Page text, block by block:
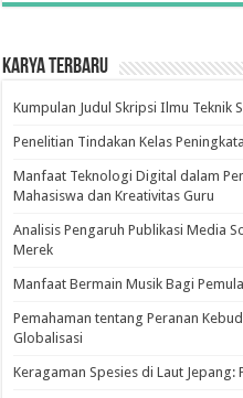
Karya Terbaru
Kumpulan Judul Skripsi Ilmu Teknik
Penelitian Tindakan Kelas
Manfaat Teknologi Digital dalam
Mahasiswa dan Kreativitas Guru
Analisis Pengaruh Publikasi Media
Merek
Manfaat Bermain Musik Bagi Pemula
Pemahaman tentang Peranan
Globalisasi
Keragaman Spesies di Laut Jepang: